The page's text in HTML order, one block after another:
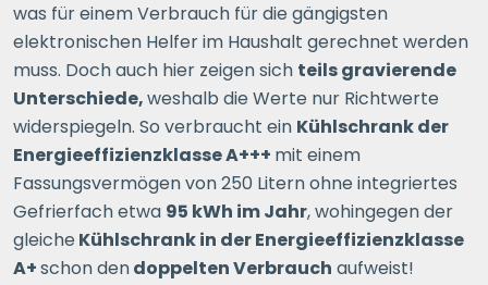
was für einem Verbrauch für die gängigsten
elektronischen Helfer im Haushalt gerechnet werden
muss. Doch auch hier zeigen sich teils gravierende
Unterschiede,weshalb die Werte nur Richtwerte
widerspiegeln. So verbraucht ein Kühlschrank der
Energieeffizienzklasse A+++ mit einem
Fassungsvermögen von 250 Litern ohne integriertes
Gefrierfach etwa 95 kWh im Jahr, wohingegen der
gleiche Kühlschrank in der Energieeffizienzklasse
A+schon dendoppelten Verbrauch aufweist!